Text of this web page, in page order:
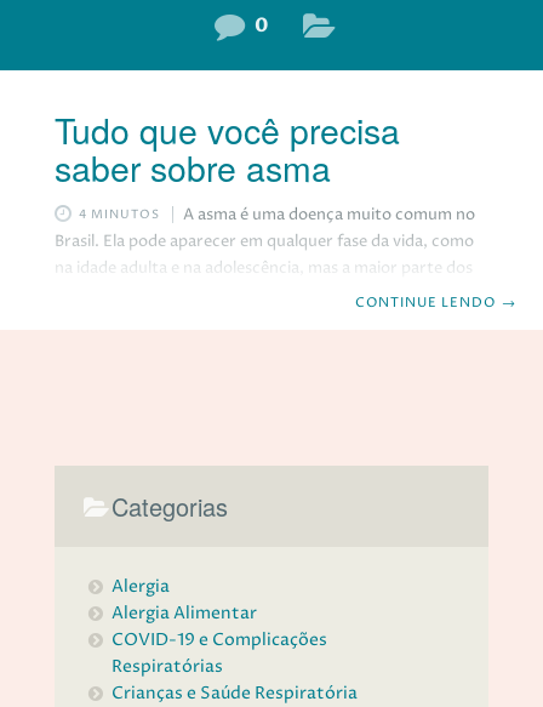
0
Tudo que você precisa
saber sobre asma
4 MINUTOS
A asma é uma doença muito comum no
Brasil. Ela pode aparecer em qualquer fase da vida, como
na idade adulta e na adolescência, mas a maior parte dos
casos aparece durante a infância. Segundo a Sociedade
CONTINUE LENDO →
Categorias
Alergia
Alergia Alimentar
COVID-19 e Complicações
Respiratórias
Crianças e Saúde Respiratória